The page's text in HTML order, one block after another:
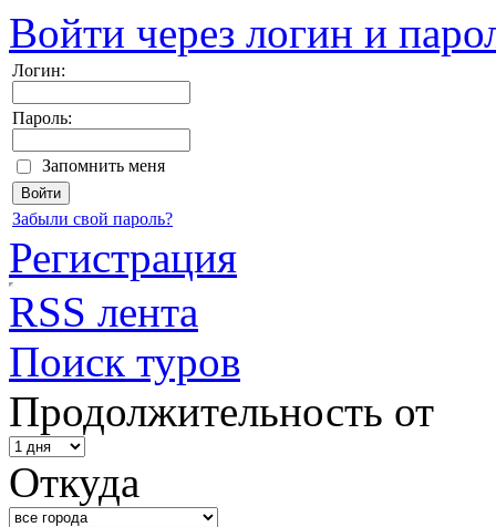
Войти через логин и
Логин:
Пароль:
Запомнить меня
Забыли свой пароль?
Регистрация
RSS лента
Поиск туров
Продолжительность от
Откуда